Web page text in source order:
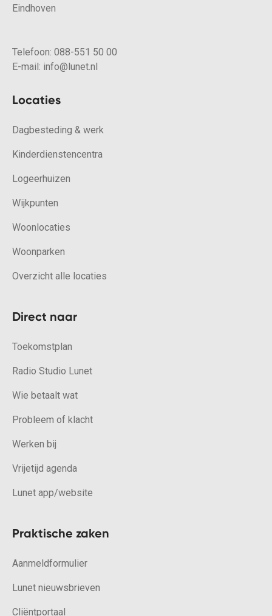
Eindhoven
Telefoon: 088-551 50 00
E-mail: info@lunet.nl
Locaties
Dagbesteding & werk
Kinderdienstencentra
Logeerhuizen
Wijkpunten
Woonlocaties
Woonparken
Overzicht alle locaties
Direct naar
Toekomstplan
Radio Studio Lunet
Wie betaalt wat
Probleem of klacht
Werken bij
Vrijetijd agenda
Lunet app/website
Praktische zaken
Aanmeldformulier
Lunet nieuwsbrieven
Cliëntportaal